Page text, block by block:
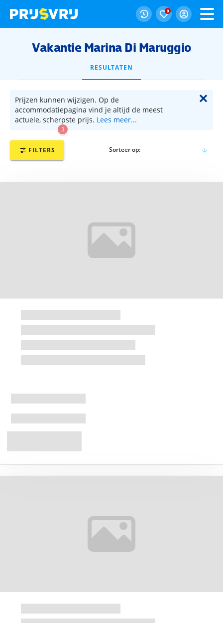
0
Vakantie Marina Di Maruggio
RESULTATEN
Prijzen kunnen wijzigen. Op de
accommodatiepagina vind je altijd de meest
actuele, scherpste prijs. Lees meer...
✕
FILTERS
3
Sorteer op: